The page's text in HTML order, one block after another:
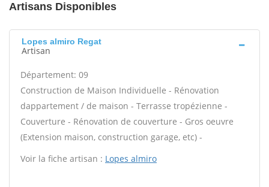
Artisans Disponibles
Lopes almiro Regat
Artisan
Département: 09
Construction de Maison Individuelle - Rénovation
dappartement / de maison - Terrasse tropézienne -
Couverture - Rénovation de couverture - Gros oeuvre
(Extension maison, construction garage, etc) -
Voir la fiche artisan : Lopes almiro